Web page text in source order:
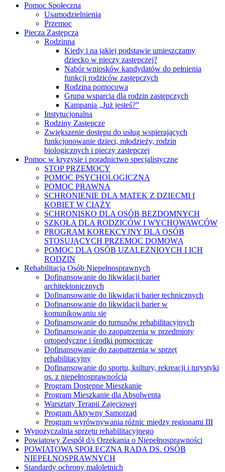
Pomoc Społeczna
Usamodzielnienia
Przemoc
Piecza Zastępcza
Rodzinna
Kiedy i na jakiej podstawie umieszczamy
dziecko w pieczy zastępczej?
Nabór wniosków kandydatów do pełnienia
funkcji rodziców zastępczych
Rodzina pomocowa
Grupa wsparcia dla rodzin zastępczych
Kampania „Już jesteś?”
Instytucjonalna
Rodziny Zastępcze
Zwiększenie dostępu do usług wspierających
funkcjonowanie dzieci, młodzieży, rodzin
biologicznych i pieczy zastępczej
Pomoc w kryzysie i poradnictwo specjalistyczne
STOP PRZEMOCY
POMOC PSYCHOLOGICZNA
POMOC PRAWNA
SCHRONIENIE DLA MATEK Z DZIECMI I
KOBIET W CIĄŻY
SCHRONISKO DLA OSÓB BEZDOMNYCH
SZKOŁA DLA RODZICÓW I WYCHOWAWCÓW
PROGRAM KOREKCYJNY DLA OSÓB
STOSUJĄCYCH PRZEMOC DOMOWĄ
POMOC DLA OSÓB UZALEŻNIOYCH I ICH
RODZIN
Rehabilitacja Osób Niepełnosprawnych
Dofinansowanie do likwidacji barier
architektonicznych
Dofinansowanie do likwidacji barier technicznych
Dofinansowanie do likwidacji barier w
komunikowaniu się
Dofinansowanie do turnusów rehabilitacyjnych
Dofinansowanie do zaopatrzenia w przedmioty
ortopedyczne i środki pomocnicze
Dofinansowanie do zaopatrzenia w sprzęt
rehabilitacyjny
Dofinansowanie do sportu, kultury, rekreacji i turystyki
os. z niepełnosprawnością
Program Dostępne Mieszkanie
Program Mieszkanie dla Absolwenta
Warsztaty Terapii Zajęciowej
Program Aktywny Samorząd
Program wyrównywania różnic między regionami III
Wypożyczalnia sprzętu rehabilitacyjnego
Powiatowy Zespół d/s Orzekania o Nie­pełnosprawności
POWIATOWA SPOŁECZNA RADA DS. OSÓB
NIEPEŁNOSPRAWNYCH
Standardy ochrony małoletnich